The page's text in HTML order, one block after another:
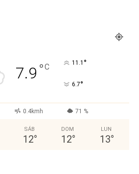
7.9 °C 11.1 °
6.7°
0.4kmh 71 %
SÁB
12°
DOM
12°
LUN
13°